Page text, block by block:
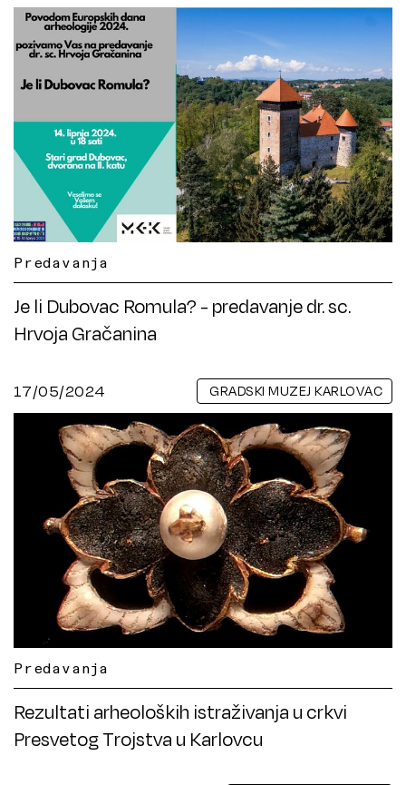
Predavanja
Je li Dubovac Romula? - predavanje dr. sc.
Hrvoja Gračanina
17/05/2024 GRADSKI MUZEJ KARLOVAC
Predavanja
Rezultati arheoloških istraživanja u crkvi
Presvetog Trojstva u Karlovcu